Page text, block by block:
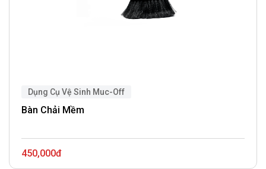
Dụng Cụ Vệ Sinh Muc-Off
Bàn Chải Mềm
450,000đ